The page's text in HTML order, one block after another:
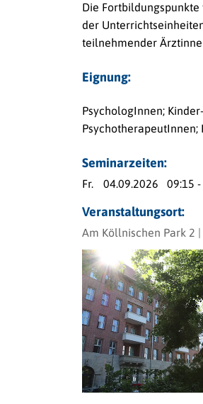
Die
der
teilnehmender
Eignung:
PsychologInnen;
PsychotherapeutInnen;
Seminarzeiten:
Fr. 04.09.2026 09:15
Veranstaltungsort:
Am Köllnischen Park 2